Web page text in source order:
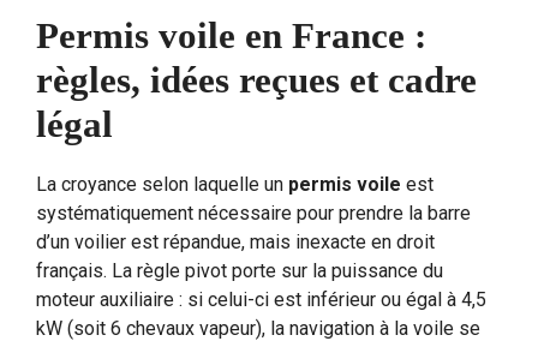
Permis voile en France :
règles, idées reçues et cadre
légal
La croyance selon laquelle un permis voile est
systématiquement nécessaire pour prendre la barre
d’un voilier est répandue, mais inexacte en droit
français. La règle pivot porte sur la puissance du
moteur auxiliaire : si celui-ci est inférieur ou égal à 4,5
kW (soit 6 chevaux vapeur), la navigation à la voile se